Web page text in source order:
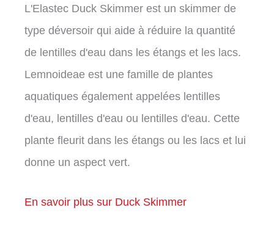
L'Elastec Duck Skimmer est un skimmer de
type déversoir qui aide à réduire la quantité
de lentilles d'eau dans les étangs et les lacs.
Lemnoideae est une famille de plantes
aquatiques également appelées lentilles
d'eau, lentilles d'eau ou lentilles d'eau. Cette
plante fleurit dans les étangs ou les lacs et lui
donne un aspect vert.
En savoir plus sur Duck Skimmer